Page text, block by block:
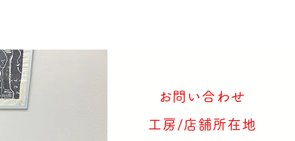
​お問い合わせ
工房/店舗所在地